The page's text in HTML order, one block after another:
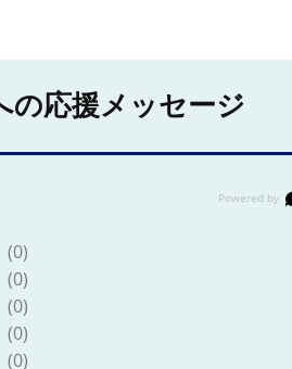
の応援メッセージ
(0)
(0)
(0)
(0)
(0)